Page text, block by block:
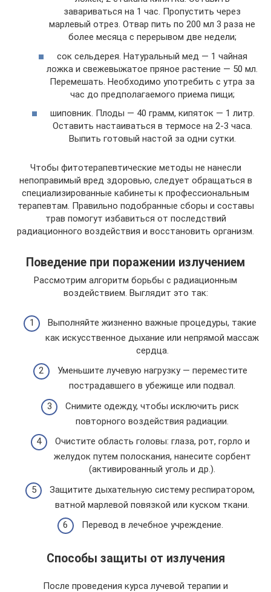
завариваться на 1 час. Пропустить через
марлевый отрез. Отвар пить по 200 мл 3 раза не
более месяца с перерывом две недели;
сок сельдерея. Натуральный мед — 1 чайная
ложка и свежевыжатое пряное растение — 50 мл.
Перемешать. Необходимо употребить с утра за
час до предполагаемого приема пищи;
шиповник. Плоды — 40 грамм, кипяток — 1 литр.
Оставить настаиваться в термосе на 2-3 часа.
Выпить готовый настой за одни сутки.
Чтобы фитотерапевтические методы не нанесли
непоправимый вред здоровью, следует обращаться в
специализированные кабинеты к профессиональным
терапевтам. Правильно подобранные сборы и составы
трав помогут избавиться от последствий
радиационного воздействия и восстановить организм.
Поведение при поражении излучением
Рассмотрим алгоритм борьбы с радиационным
воздействием. Выглядит это так:
Выполняйте жизненно важные процедуры, такие
как искусственное дыхание или непрямой массаж
сердца.
Уменьшите лучевую нагрузку — переместите
пострадавшего в убежище или подвал.
Снимите одежду, чтобы исключить риск
повторного воздействия радиации.
Очистите область головы: глаза, рот, горло и
желудок путем полоскания, нанесите сорбент
(активированный уголь и др.).
Защитите дыхательную систему респиратором,
ватной марлевой повязкой или куском ткани.
Перевод в лечебное учреждение.
Способы защиты от излучения
После проведения курса лучевой терапии и